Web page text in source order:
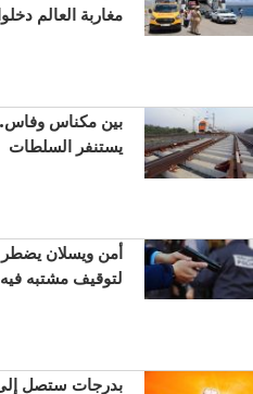
مغاربة العالم
بين مكناس
يستنفر السلطات
أمن ويسلان يضطر
لتوقيف مشتبه